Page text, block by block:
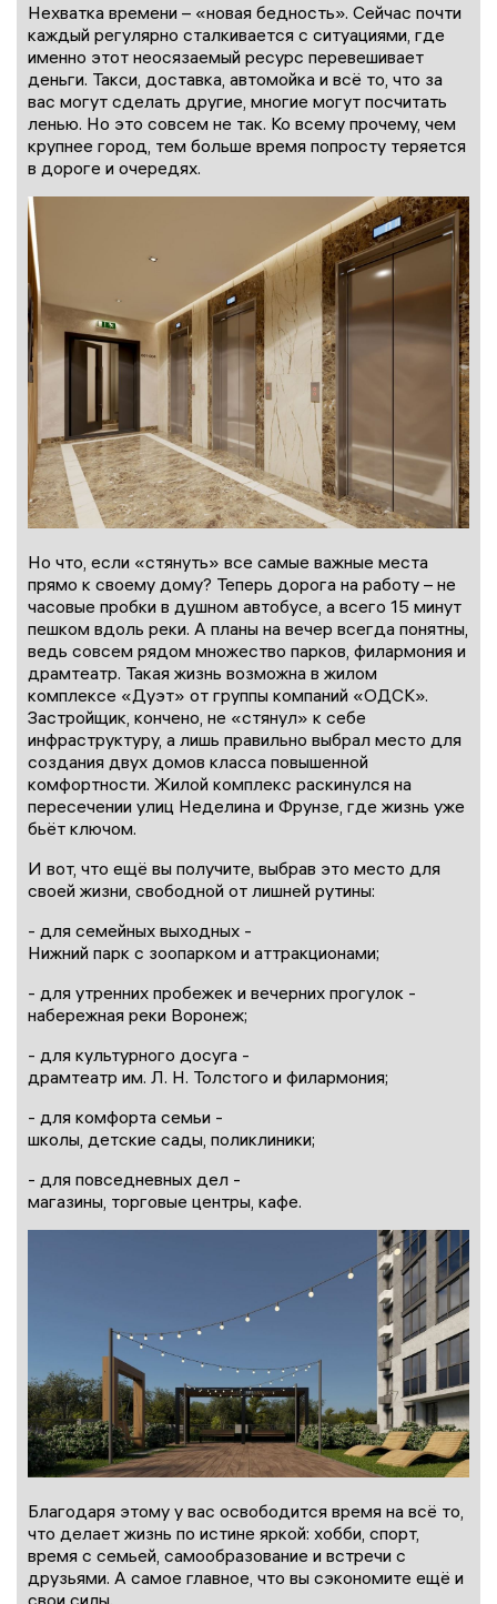
Нехватка времени – «новая бедность». Сейчас почти
каждый регулярно сталкивается с ситуациями, где
именно этот неосязаемый ресурс перевешивает
деньги. Такси, доставка, автомойка и всё то, что за
вас могут сделать другие, многие могут посчитать
ленью. Но это совсем не так. Ко всему прочему, чем
крупнее город, тем больше время попросту теряется
в дороге и очередях.
Но что, если «стянуть» все самые важные места
прямо к своему дому? Теперь дорога на работу – не
часовые пробки в душном автобусе, а всего 15 минут
пешком вдоль реки. А планы на вечер всегда понятны,
ведь совсем рядом множество парков, филармония и
драмтеатр. Такая жизнь возможна в жилом
комплексе «Дуэт» от группы компаний «ОДСК».
Застройщик, кончено, не «стянул» к себе
инфраструктуру, а лишь правильно выбрал место для
создания двух домов класса повышенной
комфортности. Жилой комплекс раскинулся на
пересечении улиц Неделина и Фрунзе, где жизнь уже
бьёт ключом.
И вот, что ещё вы получите, выбрав это место для
своей жизни, свободной от лишней рутины:
- для семейных выходных -
Нижний парк с зоопарком и аттракционами;
- для утренних пробежек и вечерних прогулок -
набережная реки Воронеж;
- для культурного досуга -
драмтеатр им. Л. Н. Толстого и филармония;
- для комфорта семьи -
школы, детские сады, поликлиники;
- для повседневных дел -
магазины, торговые центры, кафе.
Благодаря этому у вас освободится время на всё то,
что делает жизнь по истине яркой: хобби, спорт,
время с семьей, самообразование и встречи с
друзьями. А самое главное, что вы сэкономите ещё и